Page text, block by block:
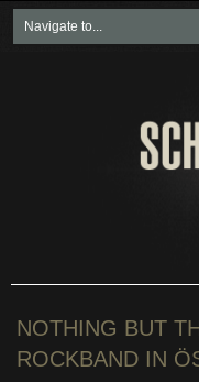
NOTHING BUT
ROCKBAND IN